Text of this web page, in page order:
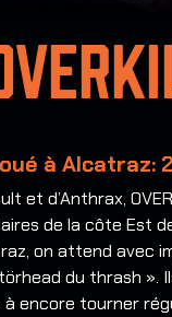
à Alcatraz:
et d’Anthrax,
de la côte Est
on attend avec
du thrash ».
encore tourner